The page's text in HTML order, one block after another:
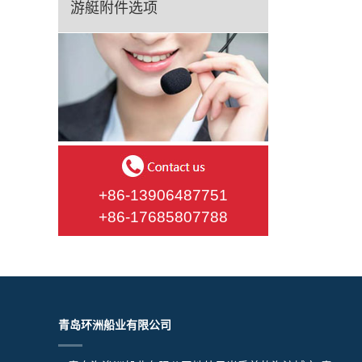
游艇附件选项
+86-13906487751
+86-17685807788
青岛环洲船业有限公司